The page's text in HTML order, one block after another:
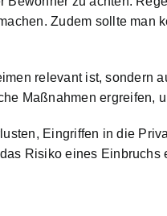
Zudem sollte man
relevant ist, sondern
Maßnahmen ergreifen,
Eingriffen in die
Risiko eines Einbruchs